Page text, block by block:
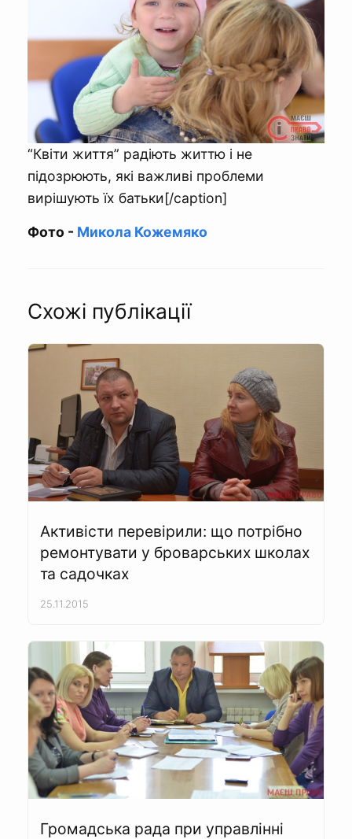
“Квіти життя” радіють життю і не
підозрюють, які важливі проблеми
вирішують їх батьки[/caption]
Фото - Микола Кожемяко
Схожі публікації
Активісти перевірили: що потрібно
ремонтувати у броварських школах
та садочках
25.11.2015
Громадська рада при управлінні